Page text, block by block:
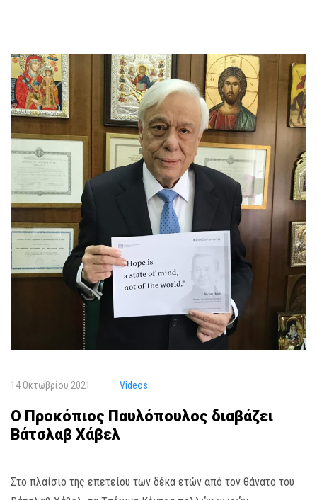
14 Οκτωβρίου 2021 Videos
Ο Προκόπιος Παυλόπουλος διαβάζει
Βάτσλαβ Χάβελ
Στο πλαίσιο της επετείου των δέκα ετών από τον θάνατο του